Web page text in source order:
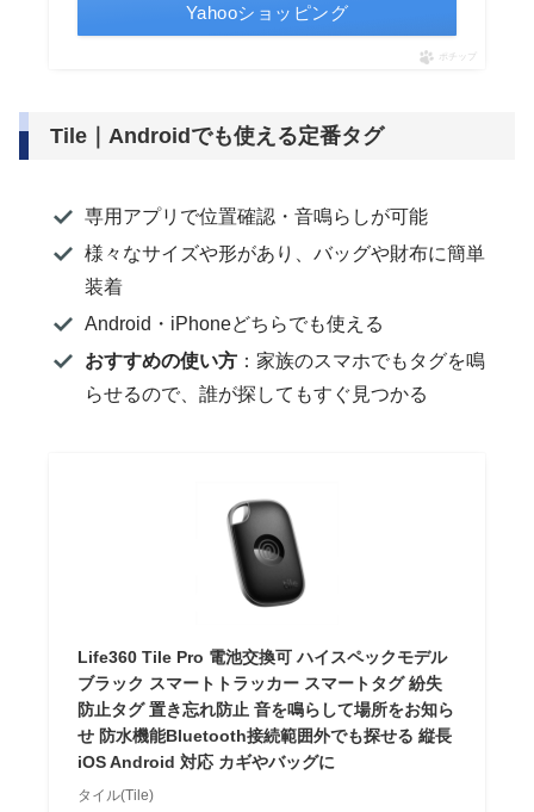
Yahooショッピング
ポチップ
Tile｜Androidでも使える定番タグ
専用アプリで位置確認・音鳴らしが可能
様々なサイズや形があり、バッグや財布に簡単
装着
Android・iPhoneどちらでも使える
おすすめの使い方：家族のスマホでもタグを鳴
らせるので、誰が探してもすぐ見つかる
Life360 Tile Pro 電池交換可 ハイスペックモデル
ブラック スマートトラッカー スマートタグ 紛失
防止タグ 置き忘れ防止 音を鳴らして場所をお知ら
せ 防水機能Bluetooth接続範囲外でも探せる 縦長
iOS Android 対応 カギやバッグに
タイル(Tile)